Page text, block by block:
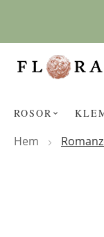
innehållet
ROSOR
Hem
KANSKE